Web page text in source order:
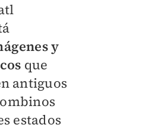
y
que
antiguos
estados